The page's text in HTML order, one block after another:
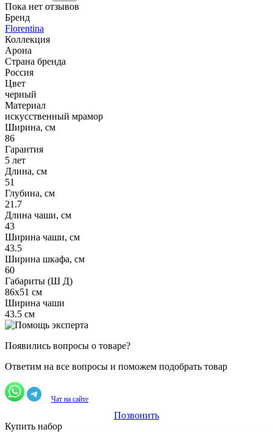
Пока нет отзывов
Бренд
Florentina
Коллекция
Арона
Страна бренда
Россия
Цвет
черный
Материал
искусственный мрамор
Ширина, см
86
Гарантия
5 лет
Длина, см
51
Глубина, см
21.7
Длина чаши, см
43
Ширина чаши, см
43.5
Ширина шкафа, см
60
Габариты (Ш Д)
86x51 см
Ширина чаши
43.5 см
Появились вопросы о товаре?
Ответим на все вопросы и поможем подобрать товар
Чат на сайте
Позвонить
Купить набор